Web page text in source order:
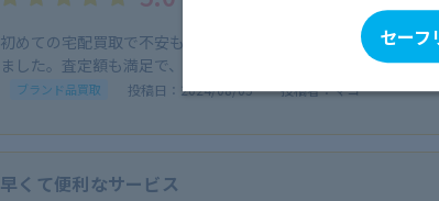
初めての宅配買取で不安もありましたが、ブランドバッグ数
ました。査定額も満足で、また利用したいです。
ブランド品買取 投稿日：2024/08/05 投稿者：マコ
早くて便利なサービス
セーフ